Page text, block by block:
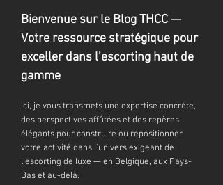
Bienvenue sur le Blog THCC —
Votre ressource stratégique pour
exceller dans l’escorting haut de
gamme
Ici, je vous transmets une expertise concrète,
des perspectives affûtées et des repères
élégants pour construire ou repositionner
votre activité dans l’univers exigeant de
l’escorting de luxe — en Belgique, aux Pays-
Bas et au-delà.